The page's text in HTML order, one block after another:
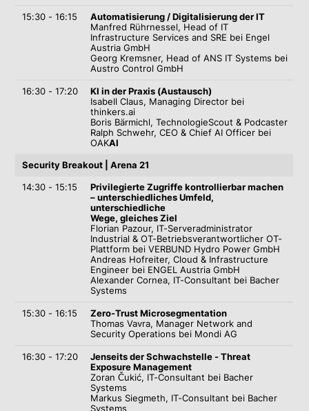
15:30 - 16:15
Automatisierung / Digitalisierung der IT
Manfred Rührnessel, Head of IT
Infrastructure Services and SRE bei Engel
Austria GmbH
Georg Kremsner, Head of ANS IT Systems bei
Austro Control GmbH
16:30 - 17:20
KI in der Praxis (Austausch)
Isabell Claus, Managing Director bei
thinkers.ai
Boris Bärmichl, TechnologieScout & Podcaster
Ralph Schwehr, CEO & Chief AI Officer bei
OAKAI
Security Breakout | Arena 21
14:30 - 15:15
Privilegierte Zugriffe kontrollierbar machen
– unterschiedliches Umfeld,
unterschiedliche
Wege, gleiches Ziel
Florian Pazour, IT-Serveradministrator
Industrial & OT-Betriebsverantwortlicher OT-
Plattform bei VERBUND Hydro Power GmbH
Andreas Hofreiter, Cloud & Infrastructure
Engineer bei ENGEL Austria GmbH
Alexander Cornea, IT-Consultant bei Bacher
Systems
15:30 - 16:15
Zero-Trust Microsegmentation
Thomas Vavra, Manager Network and
Security Operations bei Mondi AG
16:30 - 17:20
Jenseits der Schwachstelle - Threat
Exposure Management
Zoran Čukić, IT-Consultant bei Bacher
Systems
Markus Siegmeth, IT-Consultant bei Bacher
Systems